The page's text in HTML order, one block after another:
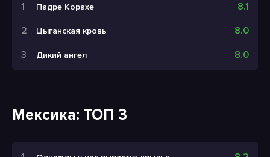
Падре Корахе 8.1
Цыганская кровь 8.0
Дикий ангел 8.0
Мексика: ТОП 3